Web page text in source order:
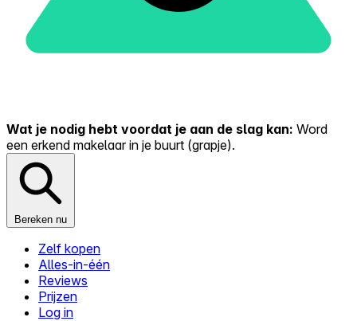
Wat je nodig hebt voordat je aan de slag kan: Word
een erkend makelaar in je buurt (grapje).
Bereken nu
Zelf kopen
Alles-in-één
Reviews
Prijzen
Log in